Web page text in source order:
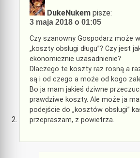
DukeNukem pisze:
3 maja 2018 o 01:05
Czy szanowny Gospodarz może
„koszty obsługi długu”? Czy jest
ekonomicznie uzasadnienie?
Dlaczego te koszty raz rosną a
są i od czego a może od kogo
Bo ja mam jakieś dziwne
prawdziwe koszty. Ale może ja
podejście do „kosztów obsługi”
przepraszam, z powietrza.